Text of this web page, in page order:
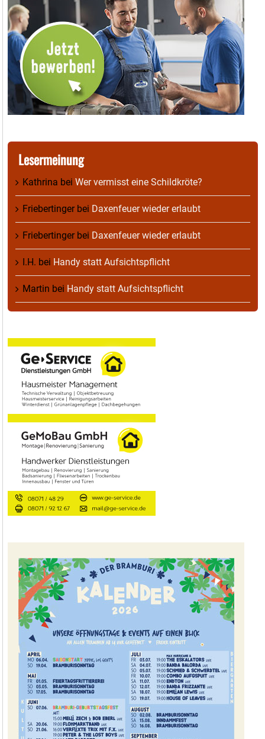
Lesermeinung
Kathrina bei Wer vermisst eine Schildkröte?
Friebertingerbei Daxenfeuer wieder erlaubt
Friebertingerbei Daxenfeuer wieder erlaubt
I.H. bei Handy statt Aufsichtspflicht
Martin bei Handy statt Aufsichtspflicht